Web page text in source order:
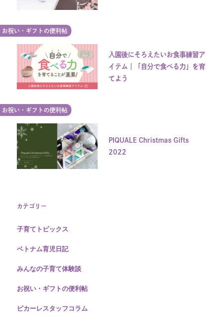
お祝い・ギフトの便利帖
入園後にそろえたいお食事練習ア
イテム｜「自分で食べる力」を育
てよう
お祝い・ギフトの便利帖
PIQUALE Christmas Gifts
2022
カテゴリー
子育てトピックス
ベトナム育児日記
みんなの子育て体験談
お祝い・ギフトの便利帖
ピカーレスタッフコラム